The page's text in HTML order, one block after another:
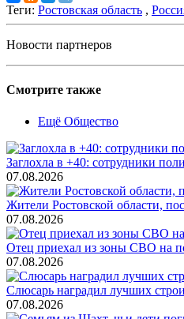
Теги: Ростовская область ,
Новости партнеров
Смотрите также
Ещё Общество
Заглохла в +40: сотрудники
07.08.2026
Жители Ростовской области,
07.08.2026
Отец приехал из зоны СВО на
07.08.2026
Слюсарь наградил лучших
07.08.2026